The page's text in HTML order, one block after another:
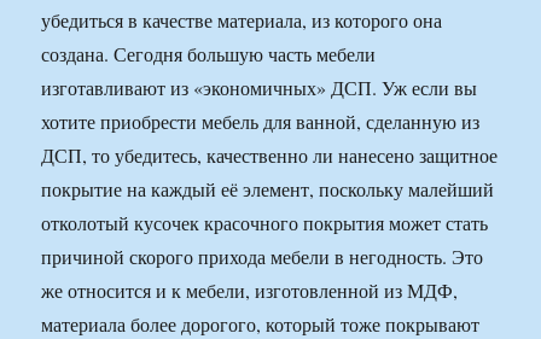
убедиться в качестве материала, из которого она
создана. Сегодня большую часть мебели
изготавливают из «экономичных» ДСП. Уж если вы
хотите приобрести мебель для ванной, сделанную из
ДСП, то убедитесь, качественно ли нанесено защитное
покрытие на каждый её элемент, поскольку малейший
отколотый кусочек красочного покрытия может стать
причиной скорого прихода мебели в негодность. Это
же относится и к мебели, изготовленной из МДФ,
материала более дорогого, который тоже покрывают